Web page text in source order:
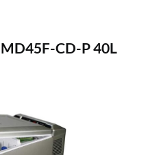
CD-P 40L